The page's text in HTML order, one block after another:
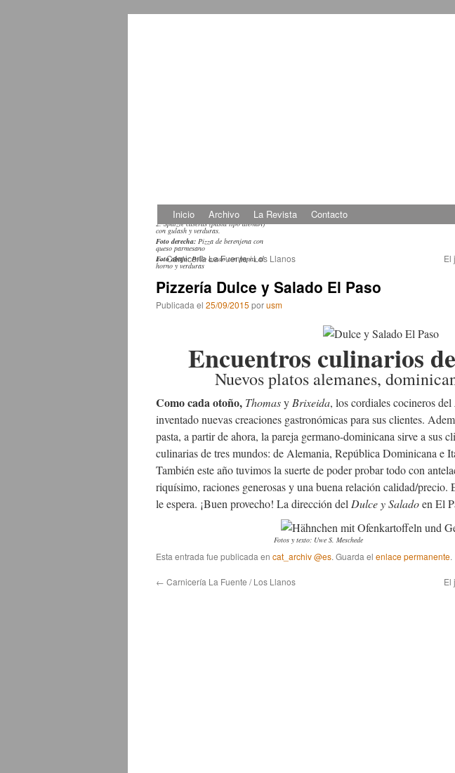
Saltar
al
contenido
Inicio Archivo La Revista Contacto
←Carnicería La Fuente / Los Llanos El
Pizzería Dulce y Salado El Paso
Publicada el 25/09/2015 porusm
Fotos arriba: 1. Pescado fresco en
hoja de plátano con arroz y verduras.
2. Spätzle caseras (pasta tipo alemán)
con gulash y verduras.
Foto derecha: Pizza de berenjena con
queso parmesano
Foto abajo:Pollo asado con papas al
horno y verduras
Encuentros culinarios
Nuevos platos alemanes,
Como cada otoño, Thomasy Brixeida, los cordiales cocineros del
inventado nuevas creaciones gastronómicas para sus clientes.
pasta, a partir de ahora, la pareja germano-dominicana sirve a sus
culinarias de tres mundos: de Alemania, República Dominicana e
También este año tuvimos la suerte de poder probar todo con
riquísimo, raciones generosas y una buena relación calidad/precio.
le espera. ¡Buen provecho! La dirección del Dulce y Saladoen El
Fotos y texto: Uwe S. Meschede
Esta entrada fue publicada en cat_archiv @es. Guarda el enlace permanente.
← Carnicería La Fuente / Los Llanos El